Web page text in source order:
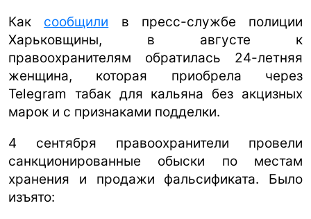
Как сообщили в пресс-службе полиции
Харьковщины, в августе к
правоохранителям обратилась 24-летняя
женщина, которая приобрела через
Telegram табак для кальяна без акцизных
марок и с признаками подделки.
4 сентября правоохранители провели
санкционированные обыски по местам
хранения и продажи фальсификата. Было
изъято: